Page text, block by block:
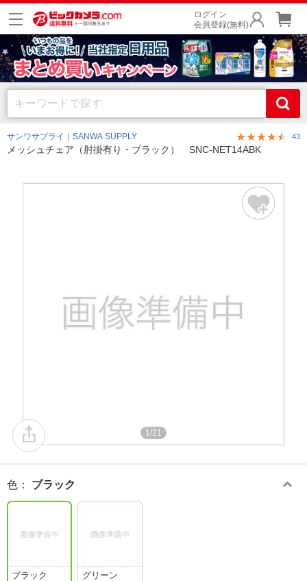
ログイン
会員登録(無料)
サンワサプライ｜SANWA SUPPLY 43
メッシュチェア（肘掛有り・ブラック） SNC-NET14ABK
1/21
色 ： ブラック
ブラック グリーン